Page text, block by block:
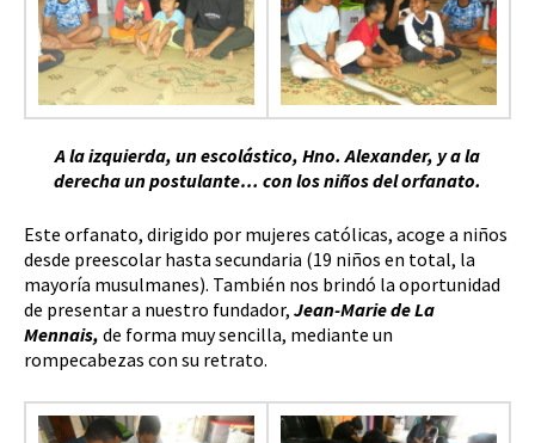
A la izquierda, un escolástico, Hno. Alexander, y a la
derecha un postulante… con los niños del orfanato.
Este orfanato, dirigido por mujeres católicas, acoge a niños
desde preescolar hasta secundaria (19 niños en total, la
mayoría musulmanes). También nos brindó la oportunidad
de presentar a nuestro fundador, Jean-Marie de La
Mennais, de forma muy sencilla, mediante un
rompecabezas con su retrato.